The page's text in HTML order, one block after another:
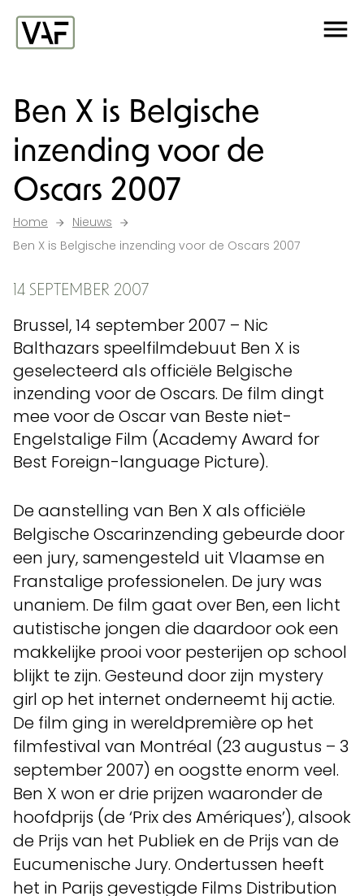
Ga verder naar de inhoud
Ben X is Belgische
inzending voor de
Oscars 2007
Home
Nieuws
Ben X is Belgische inzending voor de Oscars 2007
14 SEPTEMBER 2007
Brussel, 14 september 2007 – Nic
Balthazars speelfilmdebuut Ben X is
geselecteerd als officiële Belgische
inzending voor de Oscars. De film dingt
mee voor de Oscar van Beste niet-
Engelstalige Film (Academy Award for
Best Foreign-language Picture).
De aanstelling van Ben X als officiële
Belgische Oscarinzending gebeurde door
een jury, samengesteld uit Vlaamse en
Franstalige professionelen. De jury was
unaniem. De film gaat over Ben, een licht
autistische jongen die daardoor ook een
makkelijke prooi voor pesterijen op school
blijkt te zijn. Gesteund door zijn mystery
girl op het internet onderneemt hij actie.
De film ging in wereldpremière op het
filmfestival van Montréal (23 augustus – 3
september 2007) en oogstte enorm veel.
Ben X won er drie prijzen waaronder de
hoofdprijs (de ‘Prix des Amériques’), alsook
de Prijs van het Publiek en de Prijs van de
Eucumenische Jury. Ondertussen heeft
het in Parijs gevestigde Films Distribution